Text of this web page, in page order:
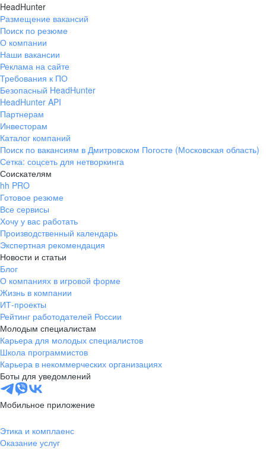
HeadHunter
Размещение вакансий
Поиск по резюме
О компании
Наши вакансии
Реклама на сайте
Требования к ПО
Безопасный HeadHunter
HeadHunter API
Партнерам
Инвесторам
Каталог компаний
Поиск по вакансиям в Дмитровском Погосте (Московская область)
Сетка: соцсеть для нетворкинга
Соискателям
hh PRO
Готовое резюме
Все сервисы
Хочу у вас работать
Производственный календарь
Экспертная рекомендация
Новости и статьи
Блог
О компаниях в игровой форме
Жизнь в компании
ИТ-проекты
Рейтинг работодателей России
Молодым специалистам
Карьера для молодых специалистов
Школа программистов
Карьера в некоммерческих организациях
Боты для уведомлений
Мобильное приложение
Этика и комплаенс
Оказание услуг